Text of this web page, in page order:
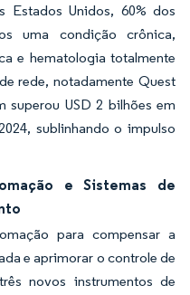
Estados Unidos, 60% dos
uma condição crônica,
e hematologia totalmente
rede, notadamente Quest
superou USD 2 bilhões em
sublinhando o impulso
e Sistemas de
para compensar a
e aprimorar o controle de
novos instrumentos de